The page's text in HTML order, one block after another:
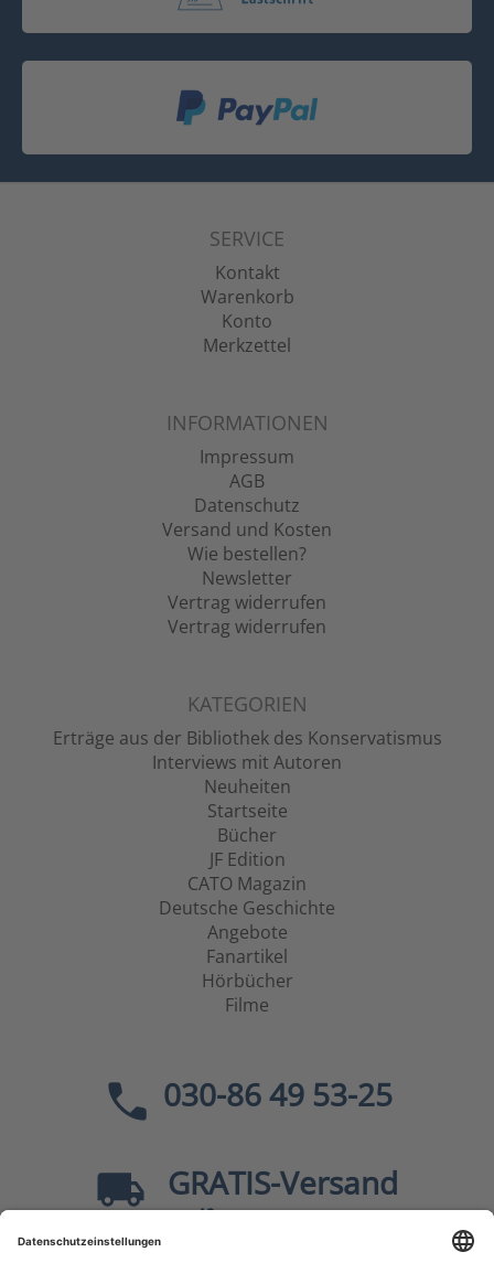
SERVICE
Kontakt
Warenkorb
Konto
Merkzettel
INFORMATIONEN
Impressum
AGB
Datenschutz
Versand und Kosten
Wie bestellen?
Newsletter
Vertrag widerrufen
Vertrag widerrufen
KATEGORIEN
Erträge aus der Bibliothek des Konservatismus
Interviews mit Autoren
Neuheiten
Startseite
Bücher
JF Edition
CATO Magazin
Deutsche Geschichte
Angebote
Fanartikel
Hörbücher
Filme
030-86 49 53-25
GRATIS-Versand
40